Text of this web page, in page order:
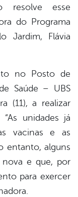
resolve esse
do Programa
Jardim, Flávia
no Posto de
Saúde – UBS
(11), a realizar
unidades já
vacinas e as
entanto, alguns
nova e que, por
para exercer